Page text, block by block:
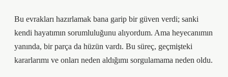
Bu evrakları hazırlamak bana garip bir güven verdi; sanki
kendi hayatımın sorumluluğunu alıyordum. Ama heyecanımın
yanında, bir parça da hüzün vardı. Bu süreç, geçmişteki
kararlarımı ve onları neden aldığımı sorgulamama neden oldu.